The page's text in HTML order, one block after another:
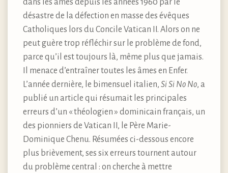
dans les âmes depuis les années 1960 par le
désastre de la défection en masse des évêques
Catholiques lors du Concile Vatican II. Alors on ne
peut guère trop réfléchir sur le problème de fond,
parce qu’il est toujours là, même plus que jamais.
Il menace d’entraîner toutes les âmes en Enfer.
L’année dernière, le bimensuel italien, Si Si No No, a
publié un article qui résumait les principales
erreurs d’un « théologien » dominicain français, un
des pionniers de Vatican II, le Père Marie-
Dominique Chenu. Résumées ci-dessous encore
plus brièvement, ses six erreurs tournent autour
du problème central : on cherche à mettre